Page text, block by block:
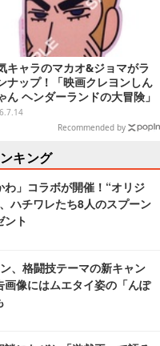
キャラのマカオ&ジョマがラ
ナップ！「映画クレヨンしん
ん ヘンダーランドの大冒険」
ウスシートに
Recommended by
キング
わ」コラボが開催！“オリジ
ハチワレたち8人のスプーン
ント
、格闘技テーマの新キャン
画像にはムエタイ姿の「んぽ